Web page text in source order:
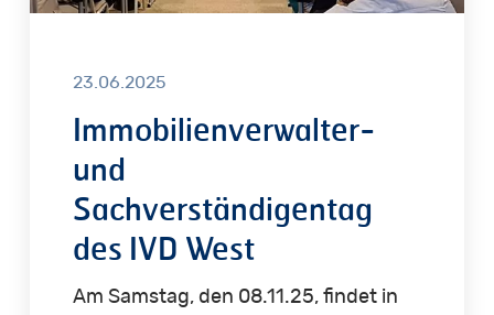
23.06.2025
Immobilienverwalter-
und
Sachverständigentag
des IVD West
Am Samstag, den 08.11.25, findet in